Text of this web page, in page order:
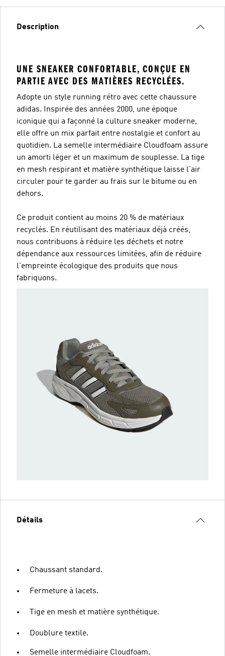
Description
UNE SNEAKER CONFORTABLE, CONÇUE EN
PARTIE AVEC DES MATIÈRES RECYCLÉES.
Adopte un style running rétro avec cette chaussure
adidas. Inspirée des années 2000, une époque
iconique qui a façonné la culture sneaker moderne,
elle offre un mix parfait entre nostalgie et confort au
quotidien. La semelle intermédiaire Cloudfoam assure
un amorti léger et un maximum de souplesse. La tige
en mesh respirant et matière synthétique laisse l'air
circuler pour te garder au frais sur le bitume ou en
dehors.
Ce produit contient au moins 20 % de matériaux
recyclés. En réutilisant des matériaux déjà créés,
nous contribuons à réduire les déchets et notre
dépendance aux ressources limitées, afin de réduire
l'empreinte écologique des produits que nous
fabriquons.
Détails
Chaussant standard.
Fermeture à lacets.
Tige en mesh et matière synthétique.
Doublure textile.
Semelle intermédiaire Cloudfoam.